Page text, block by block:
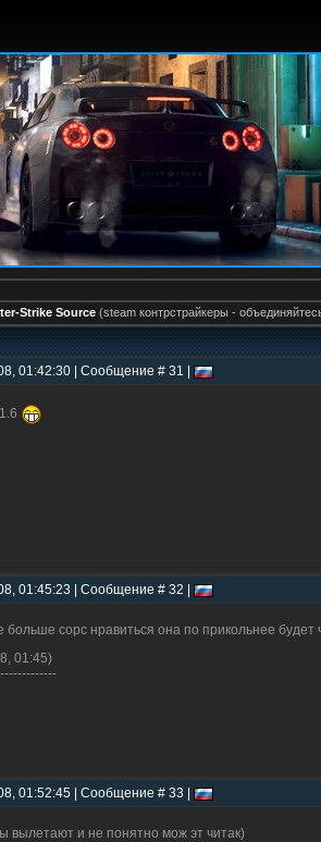
Strike Source (steam контрстрайкеры -
01:42:30 | Сообщение # 31 |
01:45:23 | Сообщение # 32 |
больше сорс нравиться она по прикольнее
01:45)
01:52:45 | Сообщение # 33 |
вылетают и не понятно мож эт читак)